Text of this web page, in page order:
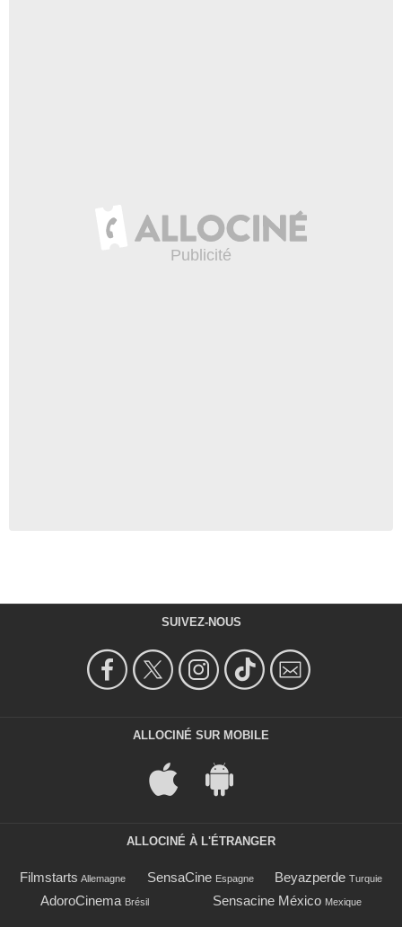
SUIVEZ-NOUS
ALLOCINÉ SUR MOBILE
ALLOCINÉ À L'ÉTRANGER
Filmstarts Allemagne SensaCine Espagne Beyazperde Turquie
AdoroCinema Brésil Sensacine México Mexique